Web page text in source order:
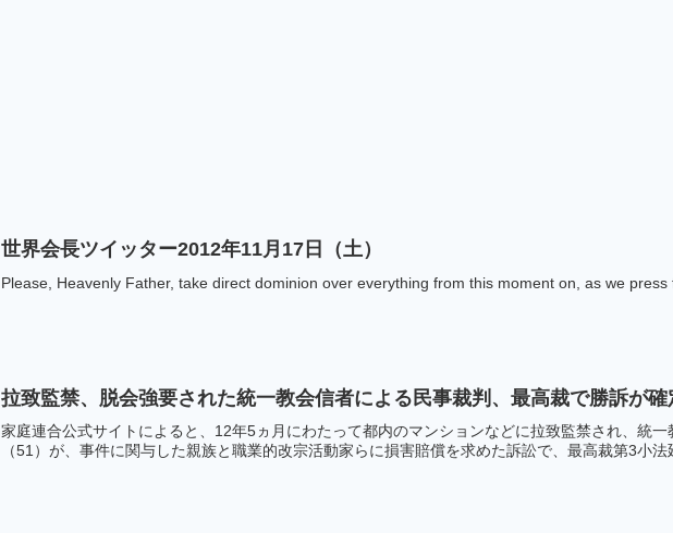
世界会長ツイッター2012年11月17日（土）
Please, Heavenly Father, take direct dominion over everything from this moment on, as we press
拉致監禁、脱会強要された統一教会信者による民事裁判、最高裁で勝訴が確
家庭連合公式サイトによると、12年5ヵ月にわたって都内のマンションなどに拉致監禁され、統
（51）が、事件に関与した親族と職業的改宗活動家らに損害賠償を求めた訴訟で、最高裁第3小法